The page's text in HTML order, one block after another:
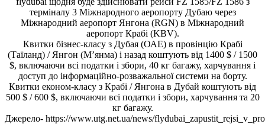
терміналу 3 Міжнародного аеропорту Дубаю через
Міжнародний аеропорт Янгона (RGN) в Міжнародний
аеропорт Крабі (KBV).
Квитки бізнес-класу з Дубая (ОАЕ) в провінцію Крабі
(Таїланд) / Янгон (М’янма) і назад коштують від 1400 $ / 1500
$, включаючи всі податки і збори, 40 кг багажу, харчування і
доступ до інформаційно-розважальної системи на борту.
Квитки економ-класу з Крабі / Янгона в Дубай коштують від
500 $ / 600 $, включаючи всі податки і збори, харчування та 20
кг багажу.
Джерело- https://www.utg.net.ua/news/